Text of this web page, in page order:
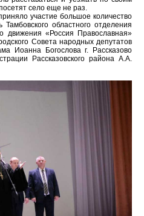
село еще не раз.
участие большое количество
областного отделения
движения «Россия Православная»
Совета народных депутатов
Иоанна Богослова г. Рассказово
Рассказовского района А.А.